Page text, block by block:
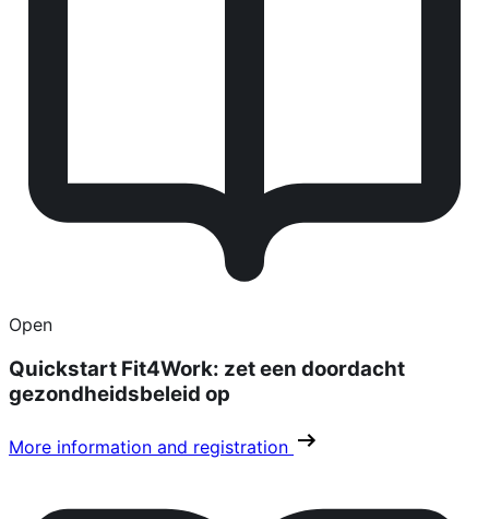
Open
Quickstart Fit4Work: zet een doordacht
gezondheidsbeleid op
More information and registration